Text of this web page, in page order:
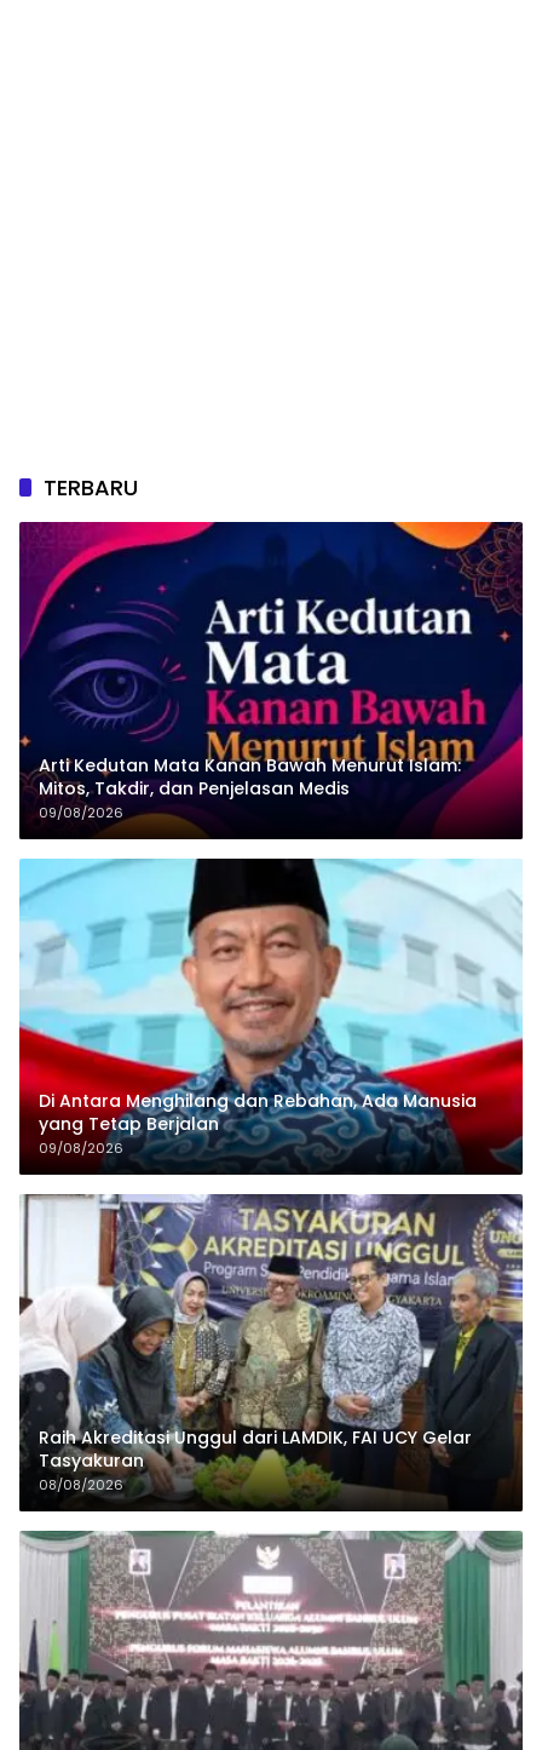
TERBARU
Arti Kedutan Mata Kanan Bawah Menurut Islam:
Mitos, Takdir, dan Penjelasan Medis
09/08/2026
Di Antara Menghilang dan Rebahan, Ada Manusia
yang Tetap Berjalan
09/08/2026
Raih Akreditasi Unggul dari LAMDIK, FAI UCY Gelar
Tasyakuran
08/08/2026